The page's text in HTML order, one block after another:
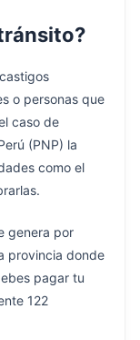
o personas que
caso de
(PNP) la
como el
genera por
provincia donde
pagar tu
122